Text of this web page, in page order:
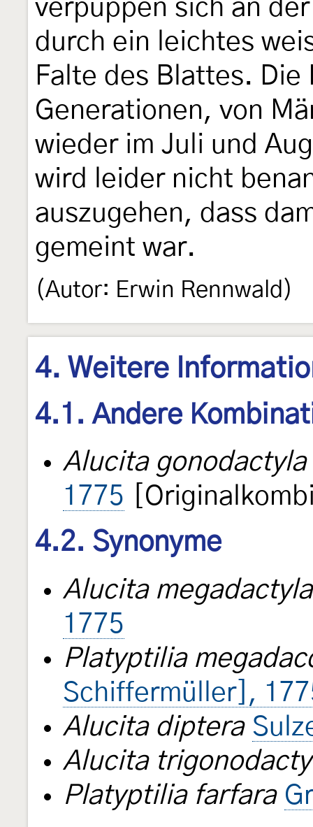
verpuppen sich an
durch ein leichtes
Falte des Blattes.
Generationen, von
wieder im Juli und
wird leider nicht
auszugehen, dass
gemeint war.
(Autor: Erwin Rennwald)
4. Weitere
4.1. Andere
Alucita gonodactyla
1775
4.2. Synonyme
Alucita megadactyla
1775
Platyptilia
Schiffermüller],
Alucita diptera
Alucita
Platyptilia farfara